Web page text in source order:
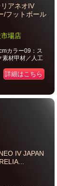
リアネオIV
/フットボール
場店
カラー09：ス
素材甲材／人工
詳細はこちら
IV JAPAN